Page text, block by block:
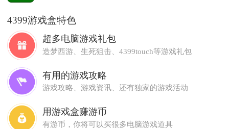
4399游戏盒特色
超多电脑游戏礼包
造梦西游、生死狙击、4399touch等游戏礼包
有用的游戏攻略
游戏攻略、游戏资讯、还有独家的游戏活动
用游戏盒赚游币
有游币，你将可以买很多电脑游戏道具